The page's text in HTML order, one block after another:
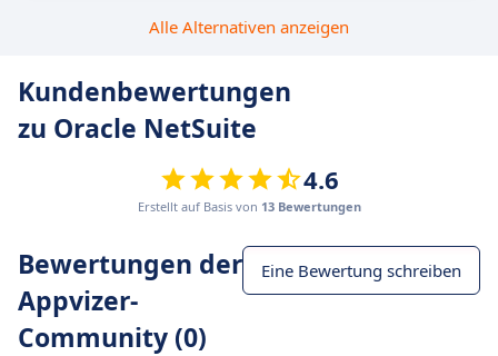
Alle Alternativen anzeigen
Kundenbewertungen
zu Oracle NetSuite
4.6
Erstellt auf Basis von 13 Bewertungen
Bewertungen der
Appvizer-
Community (0)
Eine Bewertung schreiben